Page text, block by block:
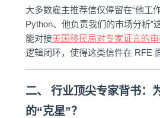
大多数雇主推荐信仅停留在“他工
Python、他负责我们的市场分析”
能对接美国移民局对专家证言的
逻辑闭环，使得这类信件在 RFE
二、 行业顶尖专家背书：
的“克星”？